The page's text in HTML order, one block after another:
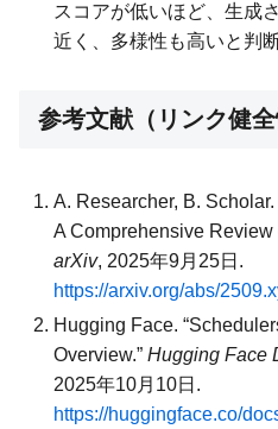
スコアが低いほど、生成
近く、多様性も高いと判
参考文献（リンク健全
A. Researcher, B.
A Comprehensive Review
arXiv, 2025年9月25日.
https://arxiv.org/abs/
Hugging Face.
Overview.”Hugging Face
2025年10月10日.
https://huggingface.co/